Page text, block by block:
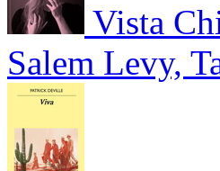
Vista
Salem Levy,